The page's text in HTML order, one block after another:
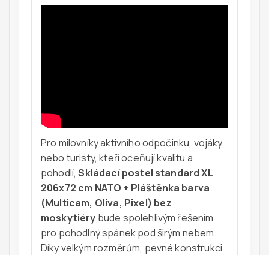
Pro milovníky aktivního odpočinku, vojáky
nebo turisty, kteří oceňují kvalitu a
pohodlí,Skládací postel standard XL
206x72 cm NATO + Pláštěnka barva
(Multicam, Oliva, Pixel) bez
moskytiéry bude spolehlivým řešením
pro pohodlný spánek pod širým nebem.
Díky velkým rozměrům, pevné konstrukci